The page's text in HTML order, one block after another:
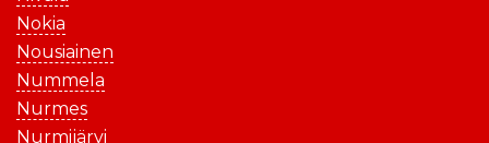
Nokia
Nousiainen
Nummela
Nurmes
Nurmijärvi